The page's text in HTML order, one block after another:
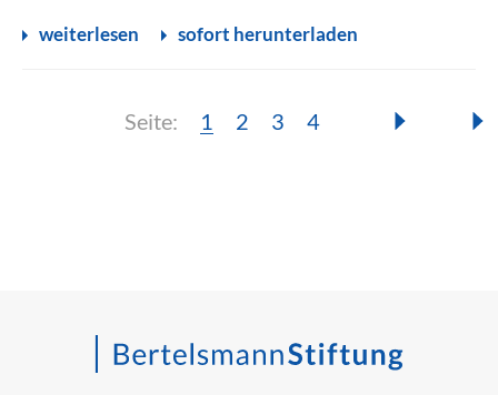
weiterlesen sofort herunterladen
Seite: Seite:
1 Seite:
2 Seite:
3 Seite:
4